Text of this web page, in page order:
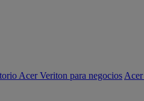
Acer Veriton para negocios